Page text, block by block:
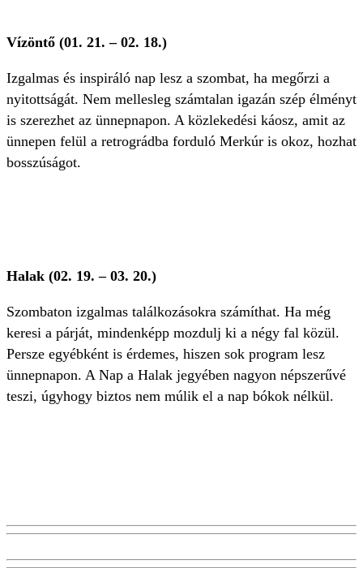
Vízöntő (01. 21. – 02. 18.)
Izgalmas és inspiráló nap lesz a szombat, ha megőrzi a
nyitottságát. Nem mellesleg számtalan igazán szép élményt
is szerezhet az ünnepnapon. A közlekedési káosz, amit az
ünnepen felül a retrográdba forduló Merkúr is okoz, hozhat
bosszúságot.
Halak (02. 19. – 03. 20.)
Szombaton izgalmas találkozásokra számíthat. Ha még
keresi a párját, mindenképp mozdulj ki a négy fal közül.
Persze egyébként is érdemes, hiszen sok program lesz
ünnepnapon. A Nap a Halak jegyében nagyon népszerűvé
teszi, úgyhogy biztos nem múlik el a nap bókok nélkül.